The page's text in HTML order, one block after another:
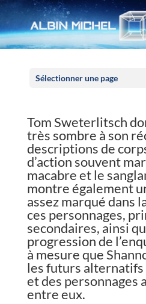
Sélectionner une page
Tom Sweterlitsch
très sombre à son
descriptions de
d’action souvent
macabre et le
montre également
assez marqué dans
ces personnages,
secondaires, ainsi
progression de
à mesure que
les futurs
et des personnages
entre eux.
Panneau de gestion des cookies